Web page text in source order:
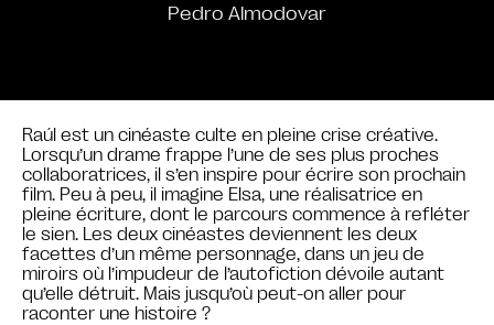
Pedro Almodovar
Raúl est un cinéaste culte en pleine crise créative.
Lorsqu’un drame frappe l’une de ses plus proches
collaboratrices, il s’en inspire pour écrire son prochain
film. Peu à peu, il imagine Elsa, une réalisatrice en
pleine écriture, dont le parcours commence à refléter
le sien. Les deux cinéastes deviennent les deux
facettes d’un même personnage, dans un jeu de
miroirs où l’impudeur de l’autofiction dévoile autant
qu’elle détruit. Mais jusqu’où peut-on aller pour
raconter une histoire ?